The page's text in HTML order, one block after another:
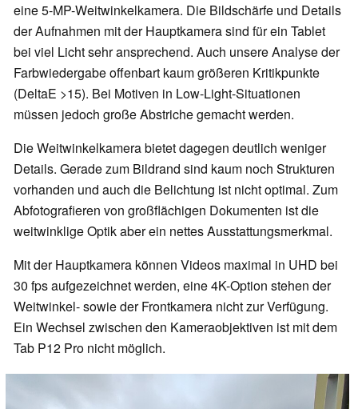
eine 5-MP-Weitwinkelkamera. Die Bildschärfe und Details
der Aufnahmen mit der Hauptkamera sind für ein Tablet
bei viel Licht sehr ansprechend. Auch unsere Analyse der
Farbwiedergabe offenbart kaum größeren Kritikpunkte
(DeltaE >15). Bei Motiven in Low-Light-Situationen
müssen jedoch große Abstriche gemacht werden.
Die Weitwinkelkamera bietet dagegen deutlich weniger
Details. Gerade zum Bildrand sind kaum noch Strukturen
vorhanden und auch die Belichtung ist nicht optimal. Zum
Abfotografieren von großflächigen Dokumenten ist die
weitwinklige Optik aber ein nettes Ausstattungsmerkmal.
Mit der Hauptkamera können Videos maximal in UHD bei
30 fps aufgezeichnet werden, eine 4K-Option stehen der
Weitwinkel- sowie der Frontkamera nicht zur Verfügung.
Ein Wechsel zwischen den Kameraobjektiven ist mit dem
Tab P12 Pro nicht möglich.